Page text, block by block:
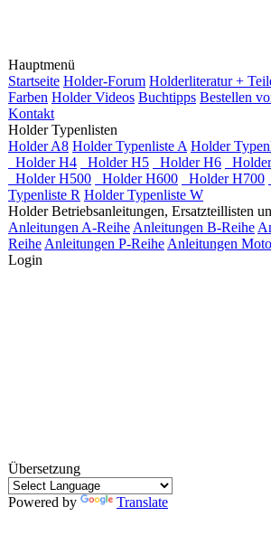
Hauptmenü
Startseite Holder-Forum Holderliteratur +
Farben Holder Videos Buchtipps Bestellen
Kontakt
Holder Typenlisten
Holder A8 Holder Typenliste A Holder
Holder H4
Holder H5 Holder H6
Holder H500
Holder H600 Holder H700
Typenliste R Holder Typenliste W
Holder Betriebsanleitungen, Ersatzteillisten
Anleitungen A-Reihe Anleitungen B-Reihe
Reihe Anleitungen P-Reihe Anleitungen
Login
Übersetzung
Powered by Translate